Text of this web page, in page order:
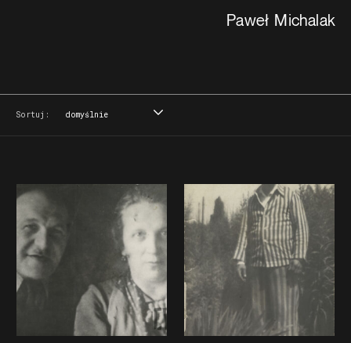
Paweł Michalak
Sortuj:
domyślnie